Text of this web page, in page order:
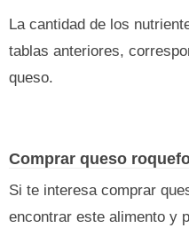
La cantidad de los
tablas anteriores,
queso.
Comprar queso
Si te interesa comprar
encontrar este alimento y